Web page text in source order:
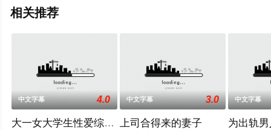
相关推荐
中文字幕 4.0
大一女大学生性爱综艺视频
中文字幕 3.0
上司合得来的妻子
中文字幕
为出轨